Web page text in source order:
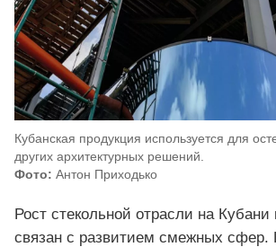
Кубанская продукция используется для
других архитектурных решений.
Фото: Антон Приходько
Рост стекольной отрасли на
связан с развитием смежных сфер.